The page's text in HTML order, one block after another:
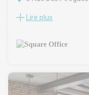
- Douches
- Espaces de vie
- 45 phoneboxes
personnes assises
- Parking vélo, voiture,
Lire plus